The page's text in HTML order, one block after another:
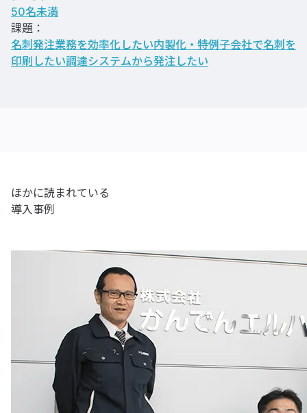
50名未満
課題：
名刺発注業務を効率化したい内製化・特例子会社で名刺を
印刷したい調達システムから発注したい
ほかに読まれている
導入事例